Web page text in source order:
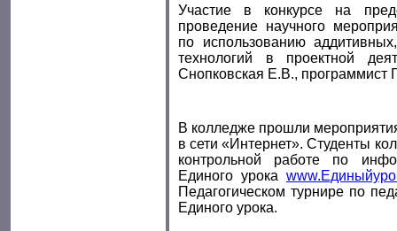
Участие в конкурсе на
проведение научного
по использованию
технологий в проектной
Снопковская Е.В., программист
В колледже прошли
в сети «Интернет». Студенты
контрольной работе по
Единого урока
Педагогическом турнире по
Единого урока.